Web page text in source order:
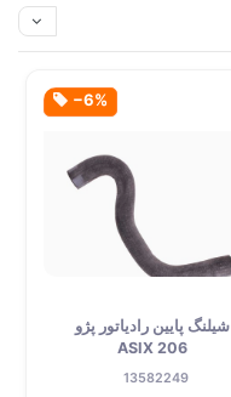
‎−6%
شیلنگ پایین رادیاتور پژو
206 ASIX
13582249